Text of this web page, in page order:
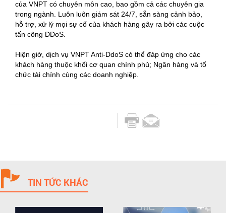
của VNPT có chuyên môn cao, bao gồm cả các chuyên gia
trong ngành. Luôn luôn giám sát 24/7, sẵn sàng cảnh bảo,
hỗ trợ, xử lý mọi sự cố của khách hàng gây ra bởi các cuộc
tấn công DDoS.
Hiện giờ, dịch vụ VNPT Anti-DdoS có thể đáp ứng cho các
khách hàng thuộc khối cơ quan chính phủ; Ngân hàng và tổ
chức tài chính cùng các doanh nghiệp.
TIN TỨC KHÁC